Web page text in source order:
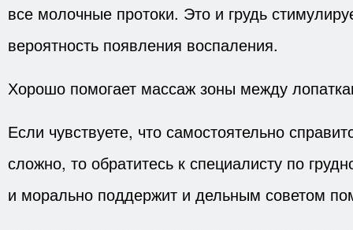
все молочные протоки. Это и грудь
вероятность появления воспаления.
Хорошо помогает массаж зоны между
Если чувствуете, что самостоятельно
сложно, то обратитесь к специалисту по
и морально поддержит и дельным советом